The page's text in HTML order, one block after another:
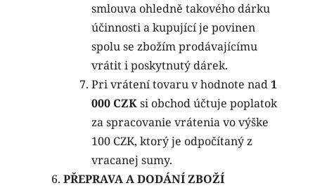
smlouva ohledně takového dárku
účinnosti a kupující je povinen
spolu se zbožím prodávajícímu
vrátit i poskytnutý dárek.
Pri vrátení tovaru v hodnote nad1
000 CZKsi obchod účtuje poplatok
za spracovanie vrátenia vo výške
100 CZK, ktorý je odpočítaný z
vracanej sumy.
PŘEPRAVA A DODÁNÍ ZBOŽÍ